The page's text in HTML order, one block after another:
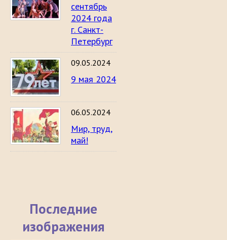
сентябрь
2024 года
г. Санкт-
Петербург
09.05.2024
9 мая 2024
06.05.2024
Мир, труд,
май!
Последние
изображения